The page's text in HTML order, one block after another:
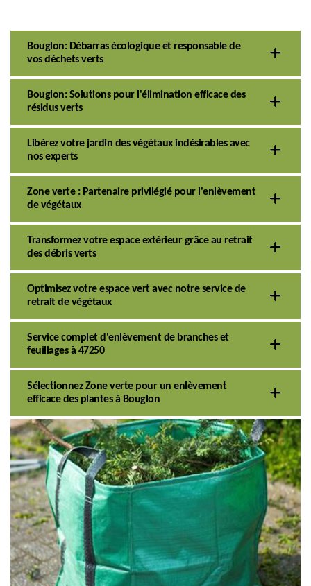
Bouglon: Débarras écologique et responsable de
vos déchets verts
Bouglon: Solutions pour l'élimination efficace des
résidus verts
Libérez votre jardin des végétaux indésirables avec
nos experts
Zone verte : Partenaire privilégié pour l'enlèvement
de végétaux
Transformez votre espace extérieur grâce au retrait
des débris verts
Optimisez votre espace vert avec notre service de
retrait de végétaux
Service complet d'enlèvement de branches et
feuillages à 47250
Sélectionnez Zone verte pour un enlèvement
efficace des plantes à Bouglon